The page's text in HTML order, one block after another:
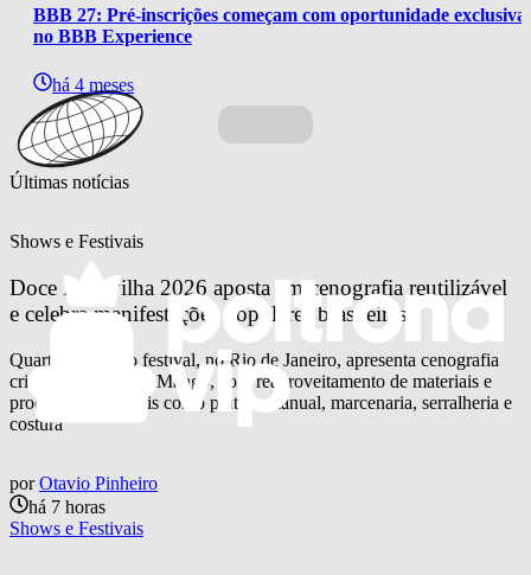
BBB 27: Pré-inscrições começam com oportunidade exclusiva
no BBB Experience
há 4 meses
Últimas notícias
Shows e Festivais
Doce Maravilha 2026 aposta em cenografia reutilizável
e celebra manifestações populares brasileiras
Quarta edição do festival, no Rio de Janeiro, apresenta cenografia
criada pela agência Mango, com reaproveitamento de materiais e
processos artesanais como pintura manual, marcenaria, serralheria e
costura
por Otavio Pinheiro
há 7 horas
Shows e Festivais